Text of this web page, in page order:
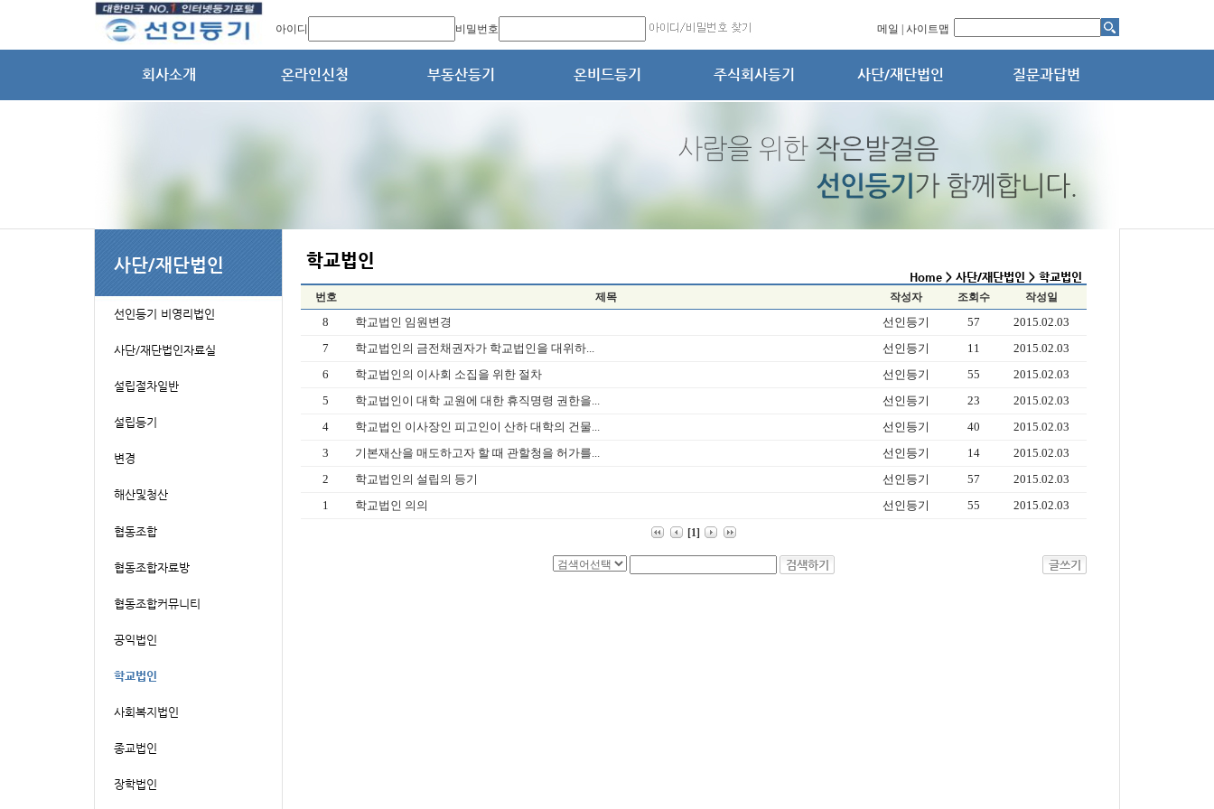
아이디 비밀번호 메일 사이트맵
번호 제목 작성자 조회수 작성일
8 학교법인 임원변경 선인등기 57
2015.02.03
7
학교법인의 금전채권자가 학교법인을 대위하... 선인등기 11
2015.02.03
6
학교법인의 이사회 소집을 위한 절차 선인등기 55
2015.02.03
5
학교법인이 대학 교원에 대한 휴직명령 권한을... 선인등기 23
2015.02.03
4
학교법인 이사장인 피고인이 산하 대학의 건물... 선인등기 40
2015.02.03
3
기본재산을 매도하고자 할 때 관할청을 허가를... 선인등기 14
2015.02.03
2
학교법인의 설립의 등기 선인등기 57
2015.02.03
1
학교법인 의의 선인등기 55 2015.02.03
[1]